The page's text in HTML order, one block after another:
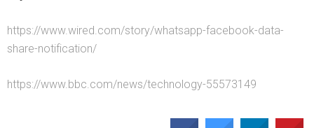
https://www.wired.com/story/whatsapp-facebook-data-
share-notification/
https://www.bbc.com/news/technology-55573149